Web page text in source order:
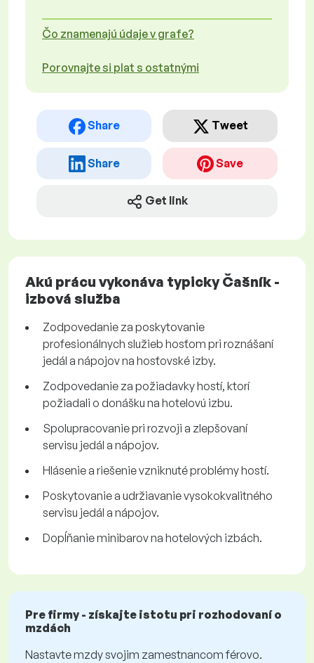
Čo znamenajú údaje v grafe?
Porovnajte si plat s ostatnými
Share Tweet
Share Save
Get link
Akú prácu vykonáva typicky Čašník -
izbová služba
Zodpovedanie za poskytovanie
profesionálnych služieb hosťom pri roznášaní
jedál a nápojov na hosťovské izby.
Zodpovedanie za požiadavky hostí, ktorí
požiadali o donášku na hotelovú izbu.
Spolupracovanie pri rozvoji a zlepšovaní
servisu jedál a nápojov.
Hlásenie a riešenie vzniknuté problémy hostí.
Poskytovanie a udržiavanie vysokokvalitného
servisu jedál a nápojov.
Dopĺňanie minibarov na hotelových izbách.
Pre firmy - získajte istotu pri rozhodovaní o
mzdách
Nastavte mzdy svojim zamestnancom férovo.